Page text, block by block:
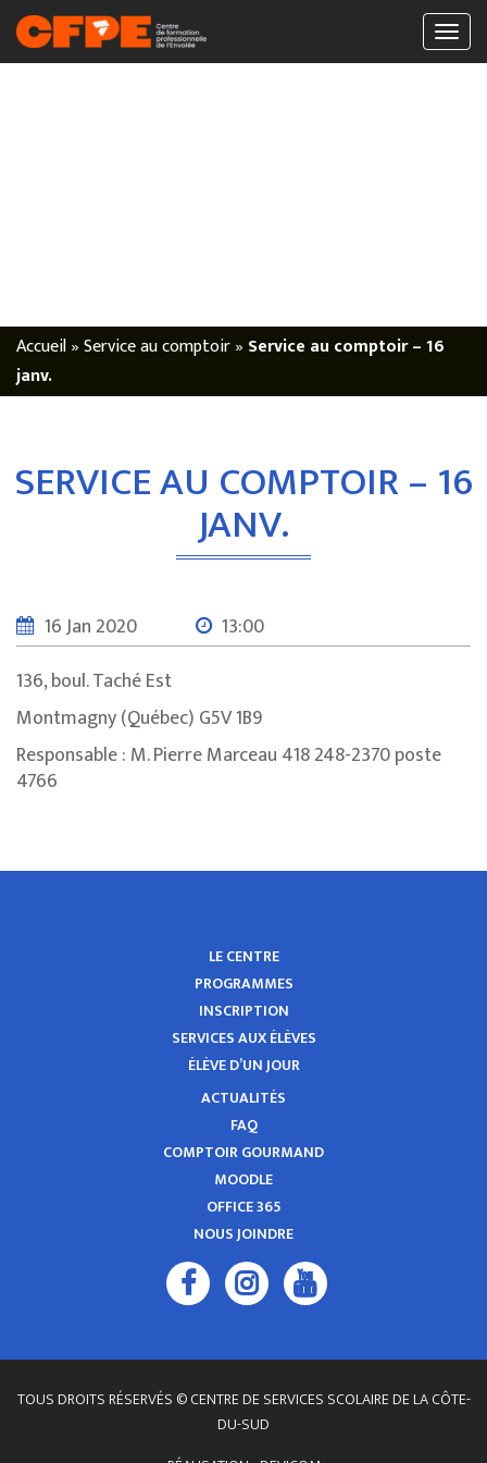
Accueil»Service au comptoir» Service au comptoir – 16
janv.
SERVICE AU COMPTOIR – 16
JANV.
16 Jan 2020
13:00
136, boul. Taché Est
Montmagny (Québec) G5V 1B9
Responsable : M. Pierre Marceau 418 248-2370 poste
4766
LE CENTRE
PROGRAMMES
INSCRIPTION
SERVICES AUX ÉLÈVES
ÉLÈVE D’UN JOUR
ACTUALITÉS
FAQ
COMPTOIR GOURMAND
MOODLE
OFFICE 365
NOUS JOINDRE
TOUS DROITS RÉSERVÉS © CENTRE DE SERVICES SCOLAIRE DE LA CÔTE-
DU-SUD